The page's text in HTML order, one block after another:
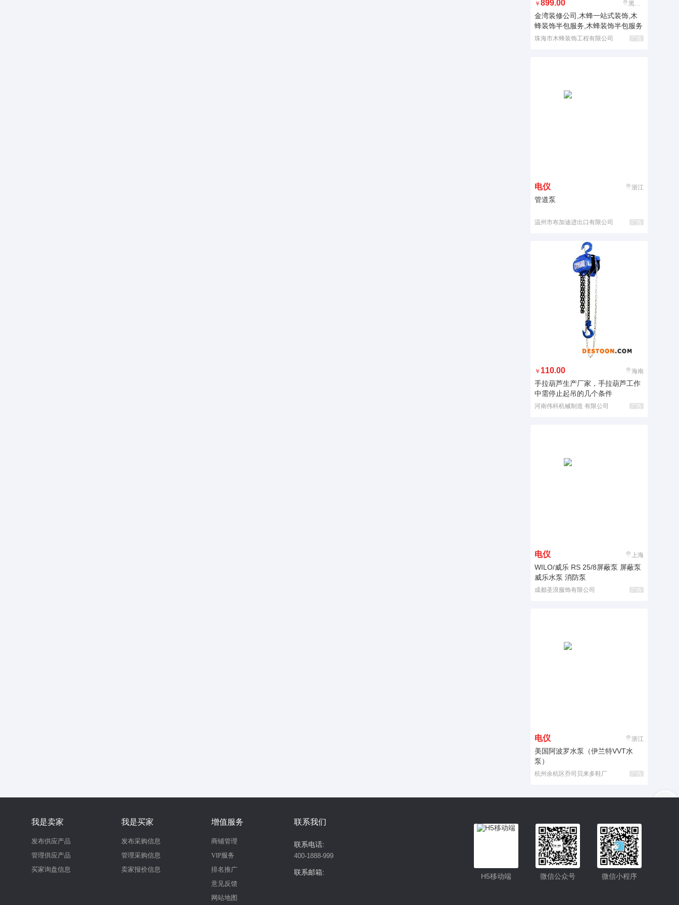
￥ 899.00 黑龙江
金湾装修公司,木蜂一站式装饰,木
蜂装饰半包服务,木蜂装饰半包服务
珠海市木蜂装饰工程有限公司 广告
电仪 浙江
管道泵
温州市布加迪进出口有限公司 广告
￥ 110.00 海南
手拉葫芦生产厂家，手拉葫芦工作
中需停止起吊的几个条件
河南伟科机械制造 有限公司 广告
电仪 上海
WILO/威乐 RS 25/8屏蔽泵 屏蔽泵
威乐水泵 消防泵
成都圣浪服饰有限公司 广告
电仪 浙江
美国阿波罗水泵（伊兰特VVT水
泵）
杭州余杭区乔司贝来多鞋厂 广告
我是卖家
发布供应产品
管理供应产品
买家询盘信息
我是买家
发布采购信息
管理采购信息
卖家报价信息
增值服务
商铺管理
VIP服务
排名推广
意见反馈
网站地图
联系我们
联系电话:
400-1888-999
联系邮箱: 微信小程序
微信公众号
H5移动端
小程序更便捷的查找产品